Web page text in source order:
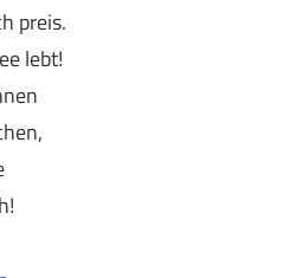
preis.
lebt!